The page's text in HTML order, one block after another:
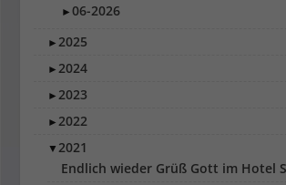
►06-2026
►2025
►2024
►2023
►2022
▼2021
Endlich wieder Grüß Gott im Hotel